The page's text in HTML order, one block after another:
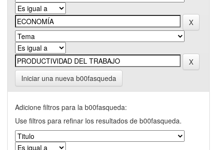
Iniciar una nueva b00fasqueda
Adicione filtros para la b00fasqueda:
Use filtros para refinar los resultados de b00fasqueda.